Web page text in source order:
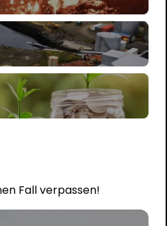
Fall verpassen!